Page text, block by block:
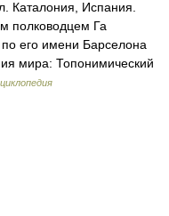
Каталония, Испания.
полководцем Га
его имени Барселона
мира: Топонимический